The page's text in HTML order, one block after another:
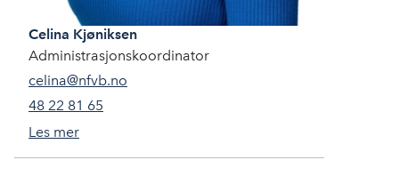
Celina Kjøniksen
Administrasjonskoordinator
celina@nfvb.no
48 22 81 65
Les mer